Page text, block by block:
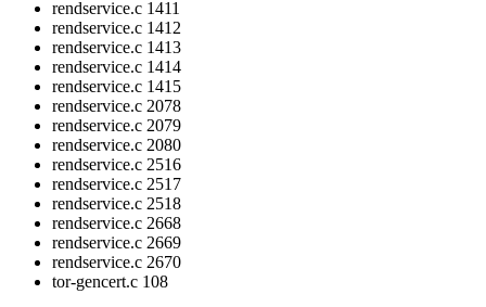
rendservice.c 1411
rendservice.c 1412
rendservice.c 1413
rendservice.c 1414
rendservice.c 1415
rendservice.c 2078
rendservice.c 2079
rendservice.c 2080
rendservice.c 2516
rendservice.c 2517
rendservice.c 2518
rendservice.c 2668
rendservice.c 2669
rendservice.c 2670
tor-gencert.c 108